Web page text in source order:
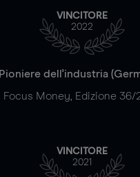
VINCITORE
2022
Pioniere dell'industria
Focus Money, Edizione 36/
VINCITORE
2021